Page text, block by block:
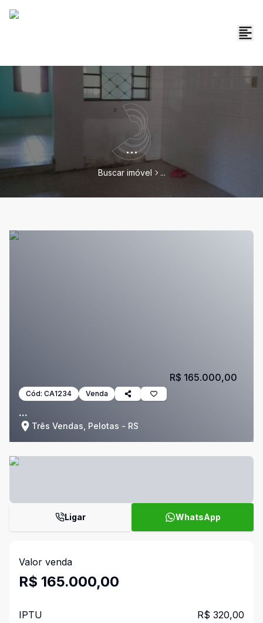
...
Buscar imóvel ...
Cód: CA1234 Venda
...
Três Vendas, Pelotas - RS
R$ 165.000,00
Ligar WhatsApp
Valor venda
R$ 165.000,00
IPTU R$ 320,00